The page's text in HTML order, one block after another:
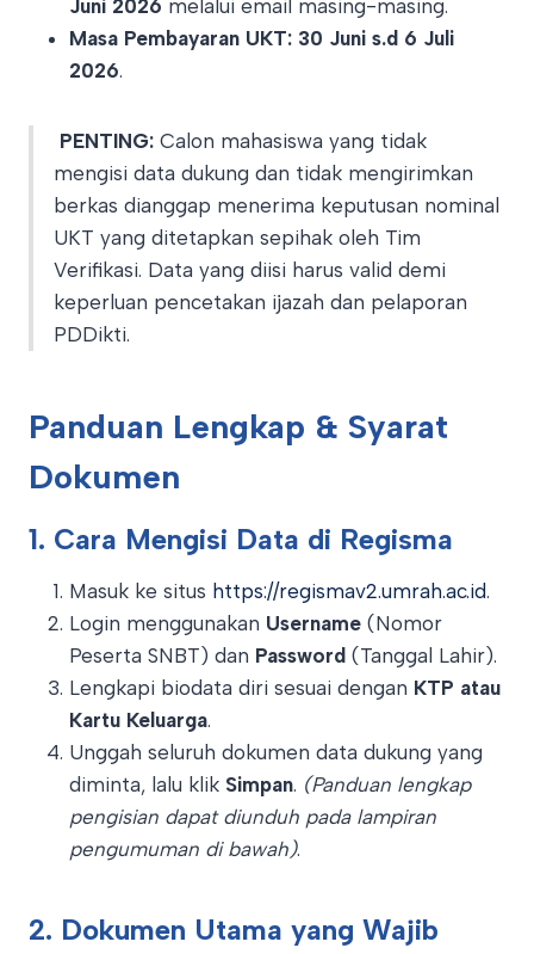
Juni 2026 melalui email masing-masing.
Masa Pembayaran UKT: 30 Juni s.d 6 Juli
2026.
PENTING: Calon mahasiswa yang tidak
mengisi data dukung dan tidak mengirimkan
berkas dianggap menerima keputusan nominal
UKT yang ditetapkan sepihak oleh Tim
Verifikasi. Data yang diisi harus valid demi
keperluan pencetakan ijazah dan pelaporan
PDDikti.
Panduan Lengkap & Syarat
Dokumen
1. Cara Mengisi Data di Regisma
Masuk ke situs https://regismav2.umrah.ac.id.
Login menggunakan Username (Nomor
Peserta SNBT) dan Password (Tanggal Lahir).
Lengkapi biodata diri sesuai dengan KTP atau
Kartu Keluarga.
Unggah seluruh dokumen data dukung yang
diminta, lalu klik Simpan. (Panduan lengkap
pengisian dapat diunduh pada lampiran
pengumuman di bawah).
2. Dokumen Utama yang Wajib